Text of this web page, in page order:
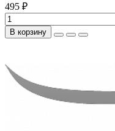
495 ₽
В корзину